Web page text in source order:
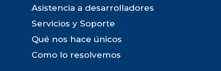
Asistencia a desarrolladores
Servicios y Soporte
Qué nos hace únicos
Como lo resolvemos